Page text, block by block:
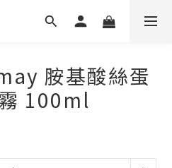
胺基酸絲蛋
100ml